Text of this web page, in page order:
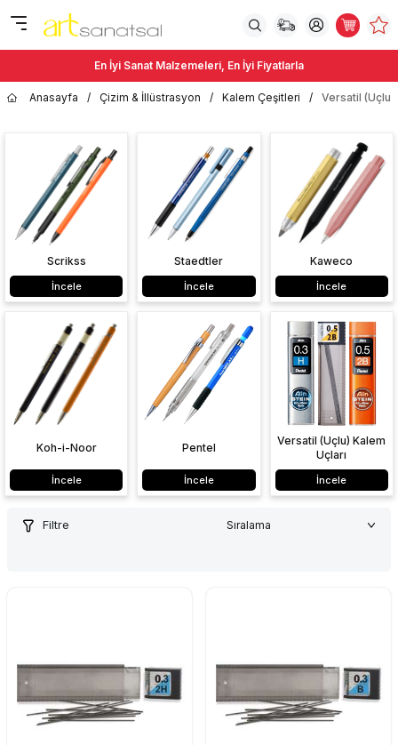
En İyi Sanat Malzemeleri, En İyi Fiyatlarla
Anasayfa / Çizim & İllüstrasyon / Kalem Çeşitleri / Versatil (Uçlu)
Scrikss
İncele
Staedtler
İncele
Kaweco
İncele
Koh-i-Noor
İncele
Pentel
İncele
Versatil (Uçlu) Kalem
Uçları
İncele
Filtre